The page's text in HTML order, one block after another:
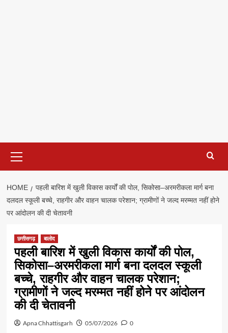
Menu
HOME
पहली बारिश में खुली विकास कार्यों की पोल, सिकोसा–अरमरीकला मार्ग बना
दलदल स्कूली बच्चे, राहगीर और वाहन चालक परेशान; ग्रामीणों ने जल्द मरम्मत नहीं होने
पर आंदोलन की दी चेतावनी
छत्तीसगढ़ बालोद
पहली बारिश में खुली विकास कार्यों की पोल,
सिकोसा–अरमरीकला मार्ग बना दलदल स्कूली
बच्चे, राहगीर और वाहन चालक परेशान;
ग्रामीणों ने जल्द मरम्मत नहीं होने पर आंदोलन
की दी चेतावनी
Apna Chhattisgarh 05/07/2026 0